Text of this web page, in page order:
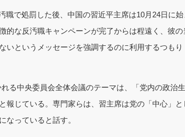
職で処罰した後、中国の習近平主席は10月24日に始
的な反汚職キャンペーンが完了からは程遠く、彼の
いというメッセージを強調するのに利用するつもり
る中央委員会全体会議のテーマは、「党内の政治
報じている。専門家らは、習主席は党の「中心」と
なっていると話す。